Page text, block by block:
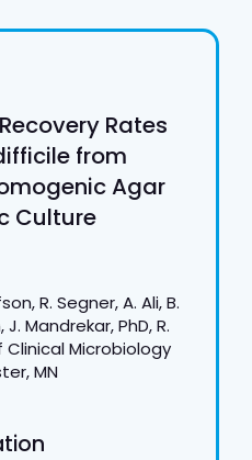
Rates
from
Agar
Culture
R. Segner, A. Ali, B.
Mandrekar, PhD, R.
Clinical Microbiology
MN